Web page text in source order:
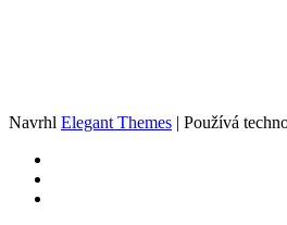
Navrhl Elegant Themes | Používá